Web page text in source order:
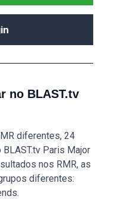
no BLAST.tv
diferentes, 24
Paris Major
nos RMR, as
diferentes: